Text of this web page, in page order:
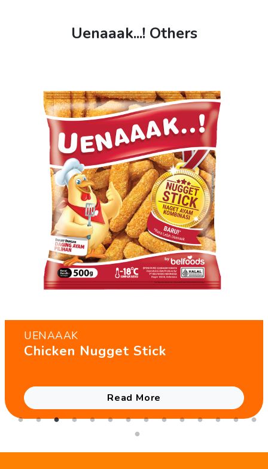
Uenaaak...! Others
UENAAAK
Chicken Nugget Stick
Read More